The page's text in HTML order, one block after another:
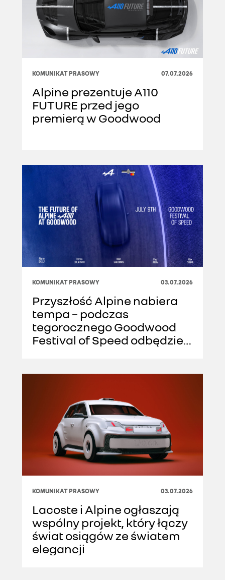
KOMUNIKAT PRASOWY 07.07.2026
Alpine prezentuje A110
FUTURE przed jego
premierą w Goodwood
KOMUNIKAT PRASOWY 03.07.2026
Przyszłość Alpine nabiera
tempa – podczas
tegorocznego Goodwood
Festival of Speed odbędzie
KOMUNIKAT PRASOWY 03.07.2026
Lacoste i Alpine ogłaszają
wspólny projekt, który łączy
świat osiągów ze światem
elegancji